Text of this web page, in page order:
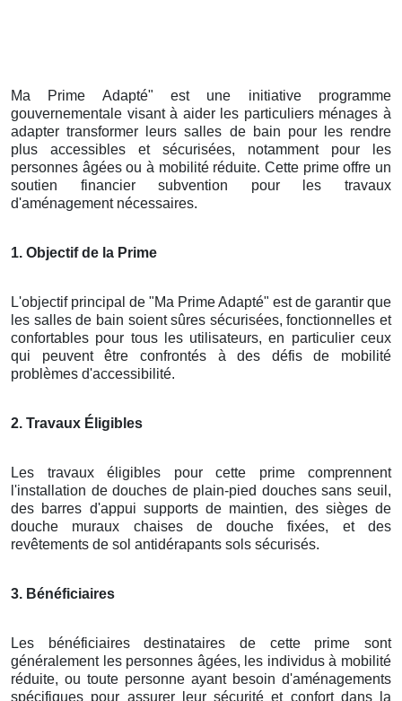
Ma Prime Adapté" est une initiative programme
gouvernementale visant à aider les particuliers ménages à
adapter transformer leurs salles de bain pour les rendre
plus accessibles et sécurisées, notamment pour les
personnes âgées ou à mobilité réduite. Cette prime offre un
soutien financier subvention pour les travaux
d'aménagement nécessaires.
1. Objectif de la Prime
L'objectif principal de "Ma Prime Adapté" est de garantir que
les salles de bain soient sûres sécurisées, fonctionnelles et
confortables pour tous les utilisateurs, en particulier ceux
qui peuvent être confrontés à des défis de mobilité
problèmes d'accessibilité.
2. Travaux Éligibles
Les travaux éligibles pour cette prime comprennent
l'installation de douches de plain-pied douches sans seuil,
des barres d'appui supports de maintien, des sièges de
douche muraux chaises de douche fixées, et des
revêtements de sol antidérapants sols sécurisés.
3. Bénéficiaires
Les bénéficiaires destinataires de cette prime sont
généralement les personnes âgées, les individus à mobilité
réduite, ou toute personne ayant besoin d'aménagements
spécifiques pour assurer leur sécurité et confort dans la